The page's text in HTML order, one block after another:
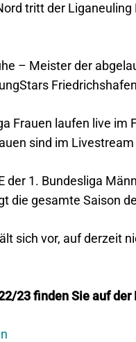
tritt der
– Meister der
Frauen laufen live im
sind im Livestream
der 1. Bundesliga
die gesamte Saison
sich vor, auf derzeit
23 finden Sie auf